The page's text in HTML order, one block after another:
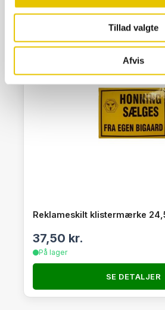
Tillad valgte
Afvis
Reklameskilt klistermærke
37,50 kr.
På lager
SE DETALJER